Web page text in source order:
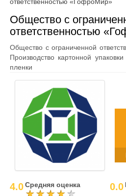
Общество с
ответственностью
Общество с ограниченной
Производство картонной
пленки
4.0Средняя оценка 0.0